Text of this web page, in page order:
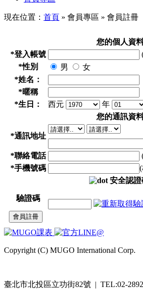
現在位置： 首頁 » 會員專區 » 會員註冊
您的個人資
*登入帳號
*性別 男
女
*姓名：
*暱稱
*生日： 西元 年
您的通訊資
*通訊地址
*聯絡電話
*手機號碼
安全認證
驗證碼
Copyright (C) MUGO International Corp.
臺北市北投區立功街82號 | TEL:02-